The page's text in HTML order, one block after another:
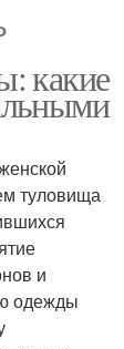
какие
туловища
и
одежды